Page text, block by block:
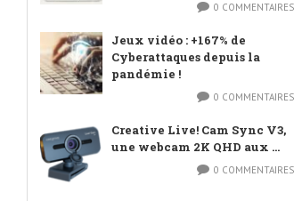
0 COMMENTAIRES
Jeux vidéo : +167% de
Cyberattaques depuis la
pandémie !
0 COMMENTAIRES
Creative Live! Cam Sync V3,
une webcam 2K QHD aux ...
0 COMMENTAIRES